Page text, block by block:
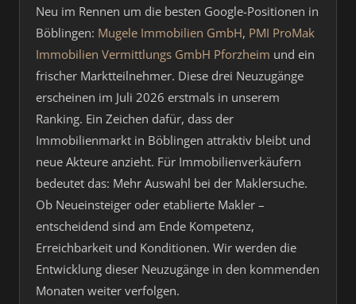
Neu im Rennen um die besten Google-Positionen in
Böblingen: Mugele Immobilien GmbH, PMI ProMak
Immobilien Vermittlungs GmbH Pforzheim und ein
frischer Marktteilnehmer. Diese drei Neuzugänge
erscheinen im Juli 2026 erstmals in unserem
Ranking. Ein Zeichen dafür, dass der
Immobilienmarkt in Böblingen attraktiv bleibt und
neue Akteure anzieht. Für Immobilienverkäufern
bedeutet das: Mehr Auswahl bei der Maklersuche.
Ob Neueinsteiger oder etablierte Makler –
entscheidend sind am Ende Kompetenz,
Erreichbarkeit und Konditionen. Wir werden die
Entwicklung dieser Neuzugänge in den kommenden
Monaten weiter verfolgen.